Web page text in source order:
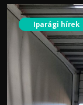
Iparági hírek